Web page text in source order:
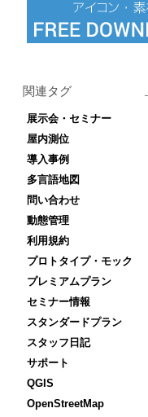
関連タグ
展示会・セミナー
屋内測位
導入事例
多言語地図
問い合わせ
動態管理
利用規約
プロトタイプ・モック
プレミアムプラン
セミナー情報
スタンダードプラン
スタッフ日記
サポート
QGIS
OpenStreetMap